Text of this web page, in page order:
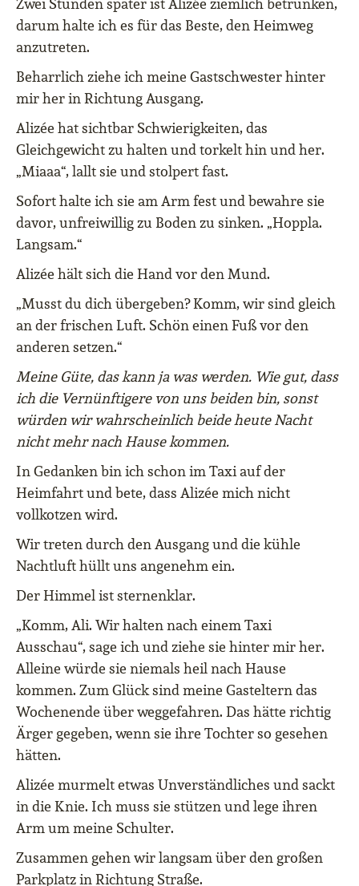
darum halte ich es für das Beste, den Heimweg
anzutreten.
Beharrlich ziehe ich meine Gastschwester hinter
mir her in Richtung Ausgang.
Alizée hat sichtbar Schwierigkeiten, das
Gleichgewicht zu halten und torkelt hin und her.
„Miaaa“, lallt sie und stolpert fast.
Sofort halte ich sie am Arm fest und bewahre sie
davor, unfreiwillig zu Boden zu sinken. „Hoppla.
Langsam.“
Alizée hält sich die Hand vor den Mund.
„Musst du dich übergeben? Komm, wir sind gleich
an der frischen Luft. Schön einen Fuß vor den
anderen setzen.“
Meine Güte, das kann ja was werden. Wie gut, dass
ich die Vernünftigere von uns beiden bin, sonst
würden wir wahrscheinlich beide heute Nacht
nicht mehr nach Hause kommen.
In Gedanken bin ich schon im Taxi auf der
Heimfahrt und bete, dass Alizée mich nicht
vollkotzen wird.
Wir treten durch den Ausgang und die kühle
Nachtluft hüllt uns angenehm ein.
Der Himmel ist sternenklar.
„Komm, Ali. Wir halten nach einem Taxi
Ausschau“, sage ich und ziehe sie hinter mir her.
Alleine würde sie niemals heil nach Hause
kommen. Zum Glück sind meine Gasteltern das
Wochenende über weggefahren. Das hätte richtig
Ärger gegeben, wenn sie ihre Tochter so gesehen
hätten.
Alizée murmelt etwas Unverständliches und sackt
in die Knie. Ich muss sie stützen und lege ihren
Arm um meine Schulter.
Zusammen gehen wir langsam über den großen
Parkplatz in Richtung Straße.